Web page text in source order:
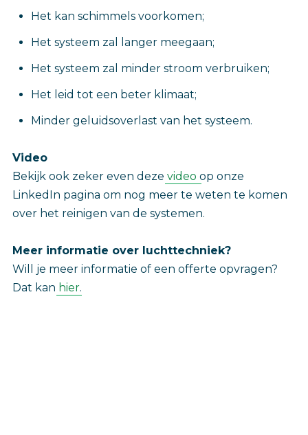
Het kan schimmels voorkomen;
Het systeem zal langer meegaan;
Het systeem zal minder stroom verbruiken;
Het leid tot een beter klimaat;
Minder geluidsoverlast van het systeem.
Video
‎Bekijk ook zeker even deze video op onze
LinkedIn pagina om nog meer te weten te komen
over het reinigen van de systemen.
Meer informatie over luchttechniek?
Will je meer informatie of een offerte opvragen?
Dat kan hier.